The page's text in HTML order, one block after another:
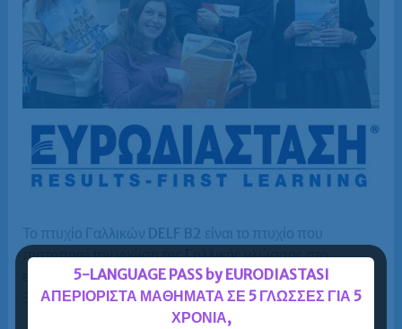
Το πτυχίο Γαλλικών DELF B2 είναι το πτυχίο που
πιστοποιεί την γνώση της Γαλλικής γλώσσας στο
επίπεδο Β2 του Κοινού Ευρωπαϊκού Πλαισίου για τις
Ξένες […]
5-LANGUAGE PASS by EURODIASTASI
ΑΠΕΡΙΟΡΙΣΤΑ ΜΑΘΗΜΑΤΑ ΣΕ 5 ΓΛΩΣΣΕΣ ΓΙΑ 5
ΧΡΟΝΙΑ,